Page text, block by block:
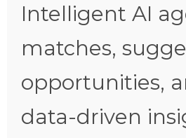
Intelligent AI
matches,
opportunities,
data-driven